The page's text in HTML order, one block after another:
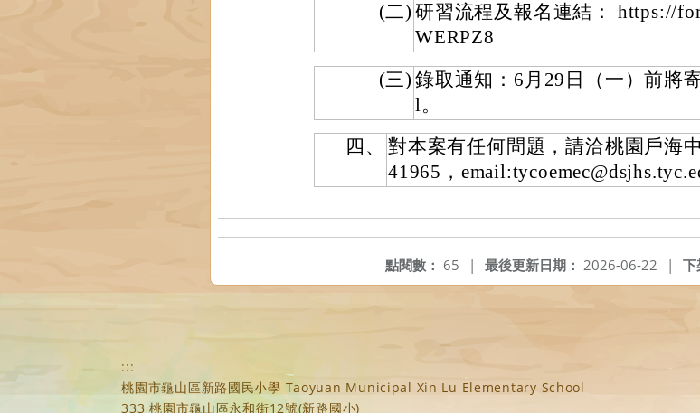
(二) 研習流程及報名連結： https://
WERPZ8
(三) 錄取通知：6月29日（一）前將
l。
四、
對本案有任何問題，請洽桃園戶海
41965，
下
最後更新日期： 2026-06-22 |
點閱數： 65 |
:::
桃園市龜山區新路國民小學 Taoyuan Municipal Xin Lu Elementary School
333 桃園市龜山區永和街12號(新路國小)